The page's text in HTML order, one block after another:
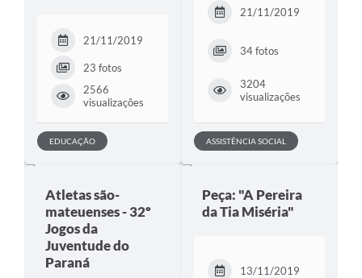
21/11/2019
23 fotos
2566
visualizações
EDUCAÇÃO
21/11/2019
34 fotos
3204
visualizações
ASSISTÊNCIA SOCIAL
Atletas são-
mateuenses - 32º
Jogos da
Juventude do
Paraná
Peça: "A Pereira
da Tia Miséria"
13/11/2019